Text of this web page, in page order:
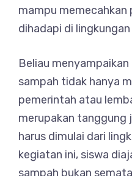
mampu memecahkan
dihadapi di
Beliau
sampah tidak hanya
pemerintah atau
merupakan tanggung
harus dimulai dari
kegiatan ini, siswa
sampah bukan